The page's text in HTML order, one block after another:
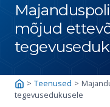
mõjud
> Teenused >
tegevusedukusele